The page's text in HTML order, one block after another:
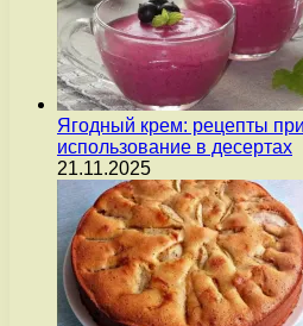
Ягодный крем: рецепты
использование в десертах
21.11.2025